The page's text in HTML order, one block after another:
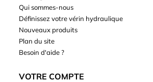
Qui sommes-nous
Définissez votre vérin hydraulique
Nouveaux produits
Plan du site
Besoin d'aide ?
VOTRE COMPTE